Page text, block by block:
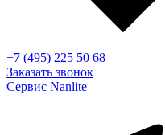
+7 (495) 225 50 68
Заказать звонок
Сервис Nanlite